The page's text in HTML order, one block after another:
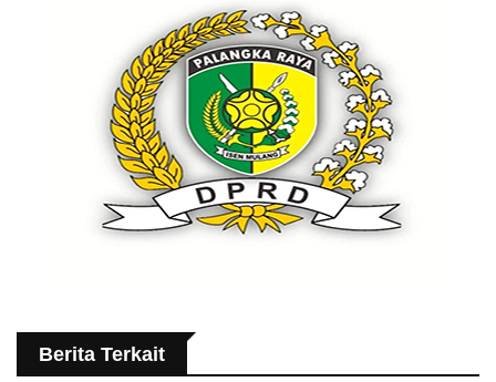
Berita Terkait